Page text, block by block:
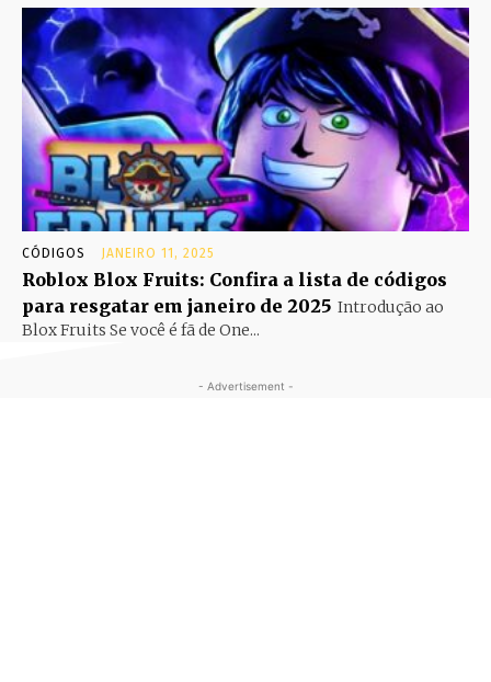
CÓDIGOS JANEIRO 11, 2025
Roblox Blox Fruits: Confira a lista de códigos
para resgatar em janeiro de 2025 Introdução ao
Blox Fruits Se você é fã de One...
- Advertisement -